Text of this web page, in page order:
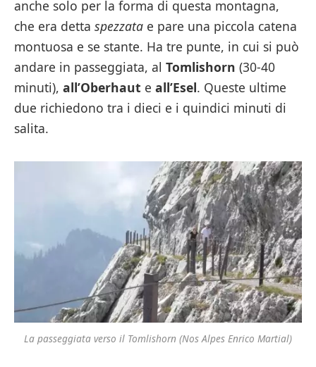
anche solo per la forma di questa montagna,
che era detta spezzata e pare una piccola catena
montuosa e se stante. Ha tre punte, in cui si può
andare in passeggiata, al Tomlishorn (30-40
minuti), all’Oberhaut e all’Esel. Queste ultime
due richiedono tra i dieci e i quindici minuti di
salita.
La passeggiata verso il Tomlishorn (Nos Alpes Enrico Martial)